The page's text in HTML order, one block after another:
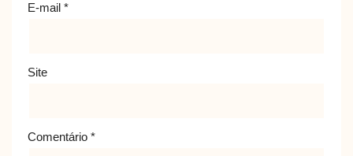
E-mail *
Site
Comentário *